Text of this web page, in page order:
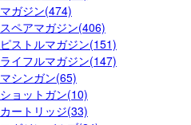
マガジン(474)
スペアマガジン(406)
ピストルマガジン(151)
ライフルマガジン(147)
マシンガン(65)
ショットガン(10)
カートリッジ(33)